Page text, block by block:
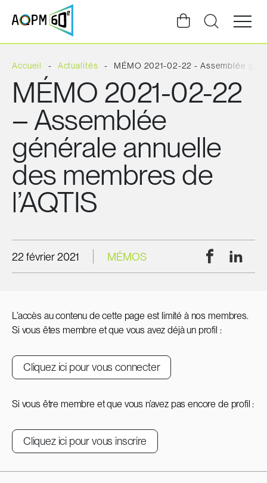
Ouvrir
la
du
Accueil Actualités MÉMO 2021-02-22 - Assemblée
MÉMO 2021-02-22
– Assemblée
générale annuelle
des membres de
l’AQTIS
22 février 2021 MÉMOS Facebook
L’accès au contenu de cette page est limité à nos membres.
Si vous êtes membre et que vous avez déjà un profil :
Cliquez ici pour vous connecter
Si vous être membre et que vous n’avez pas encore de profil :
Cliquez ici pour vous inscrire